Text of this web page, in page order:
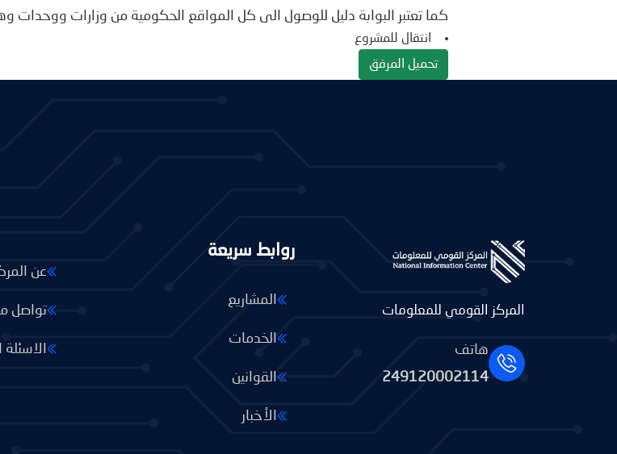
كما تعتبر البوابة دليل للوصول الى كل المواقع الحكومية من وزارات ووحدات
انتقال للمشروع
تحميل المرفق
المركز القومي للمعلومات
هاتف
249120002114
روابط سريعة
المشاريع
الخدمات
القوانين
الأخبار
عن
تواصل